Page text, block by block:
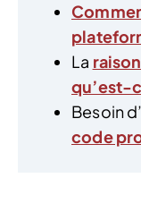
La
qu’est-
Besoin
code